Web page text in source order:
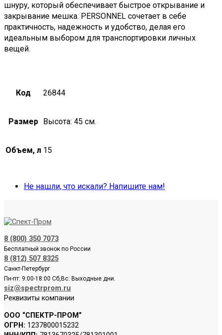
шнуру, который обеспечивает быстрое открывание и
закрывание мешка. PERSONNEL сочетает в себе
практичность, надежность и удобство, делая его
идеальным выбором для транспортировки личных
вещей.
Код 26844
Размер Высота: 45 см.
Объем, л 15
Не нашли, что искали? Напишите нам!
8 (800) 350 7073
Бесплатный звонок по России
8 (812) 507 8325
Санкт-Петербург
Пн-пт: 9:00-18:00 Сб,Вс: Выходные дни.
siz@spectrprom.ru
Реквизиты компании
ООО “СПЕКТР-ПРОМ”
ОГРН: 1237800015232